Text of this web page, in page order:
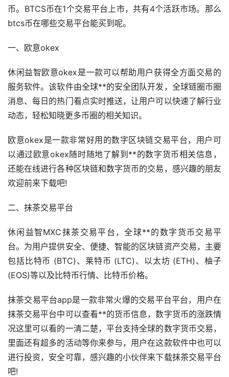
币。BTCS币在1个交易平台上市，共有4个活跃市场。那么
btcs币在哪些交易平台能买到呢。
一、 欧意okex
休闲益智欧意okex是一款可以帮助用户获得全方面交易的
服务软件。该软件由全球**的安全团队开发，全球链圈币圈
消息、每日的热门看点实时推送，让用户可以快速了解行业
动态，轻松知晓更多币圈的相关知识。
欧意okex是一款非常好用的数字区块链交易平台，用户可
以通过欧意okex随时随地了解到**的数字货币相关信息，
还能在线进行各种区块链和数字货币的交易，感兴趣的朋友
欢迎前来下载吧!
二、抹茶交易平台
休闲益智MXC抹茶交易平台，全球**的数字货币交易平
台。为用户提供安全、便捷、智能的区块链资产交易，主要
包括比特币 (BTC)、莱特币 (LTC)、以太坊 (ETH)、柚子
(EOS)等以及比特币行情、比特币价格。
抹茶交易平台app是一款非常火爆的交易平台平台，用户在
抹茶交易平台中可以查看**的货币信息，数字货币的涨跌情
况这里可以看的一清二楚，平台支持全球的数字货币交易，
里面还有超多的活动等你来参与，用户在这款软件中也可以
进行投资，安全可靠，感兴趣的小伙伴来下载抹茶交易平台
吧!